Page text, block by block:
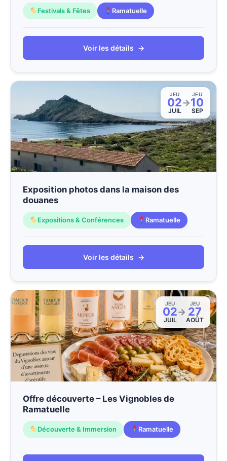
Festivals & Fêtes Ramatuelle
Voir les détails →
JEU
02
JUIL
→
JEU
10
SEP
Exposition photos dans la maison des
douanes
Expositions & Conférences Ramatuelle
Voir les détails →
JEU
02
JUIL
→
JEU
27
AOÛT
Offre découverte – Les Vignobles de
Ramatuelle
Découverte & Immersion Ramatuelle